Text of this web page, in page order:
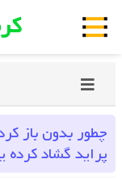
چطور بدون باز
پراید گشاد کرده